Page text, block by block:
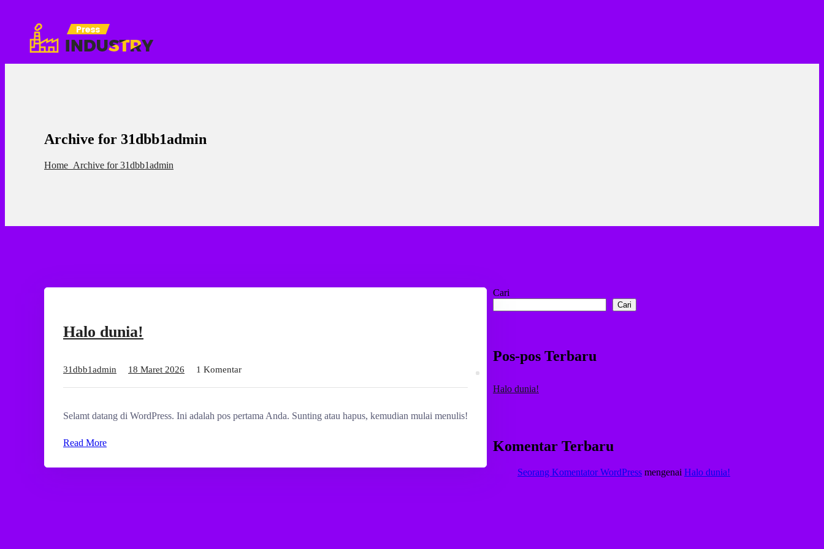
Archive for 31dbb1admin
Home Archive for 31dbb1admin
Cari
Cari
Pos-pos Terbaru
Halo dunia!
Komentar Terbaru
Seorang Komentator WordPress mengenai Halo dunia!
Halo dunia!
31dbb1admin 18 Maret 2026 1 Komentar
Selamt datang di WordPress. Ini adalah pos pertama Anda. Sunting atau hapus, kemudian mulai menulis!
Read More